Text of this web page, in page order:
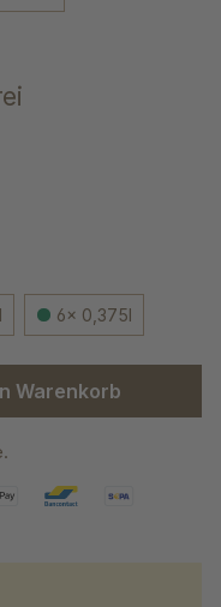
6x 0,375l
gewünschten
Warenkorb